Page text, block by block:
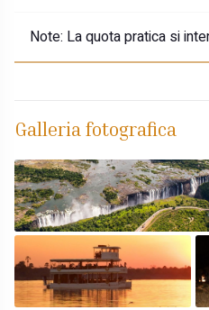
Note: La quota pratica si
Galleria fotografica